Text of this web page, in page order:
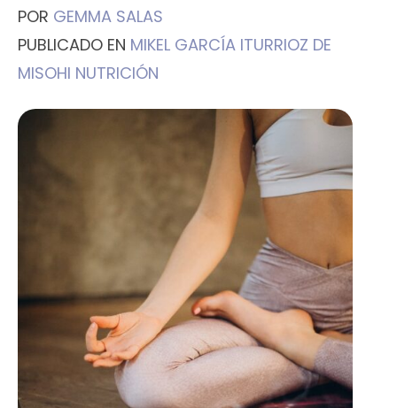
POR GEMMA SALAS
PUBLICADO EN MIKEL GARCÍA ITURRIOZ DE
MISOHI NUTRICIÓN